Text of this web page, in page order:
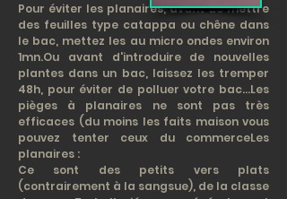
Pour éviter les planaires, avant de mettre
des feuilles type catappa ou chêne dans
le bac, mettez les au micro ondes environ
1mn.Ou avant d'introduire de nouvelles
plantes dans un bac, laissez les tremper
48h, pour éviter de polluer votre bac...Les
pièges à planaires ne sont pas très
efficaces (du moins les faits maison vous
pouvez tenter ceux du commerceLes
planaires :
Ce sont des petits vers plats
(contrairement à la sangsue), de la classe